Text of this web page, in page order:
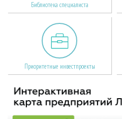
Библиотека специалиста
Приоритетные инвестпроекты